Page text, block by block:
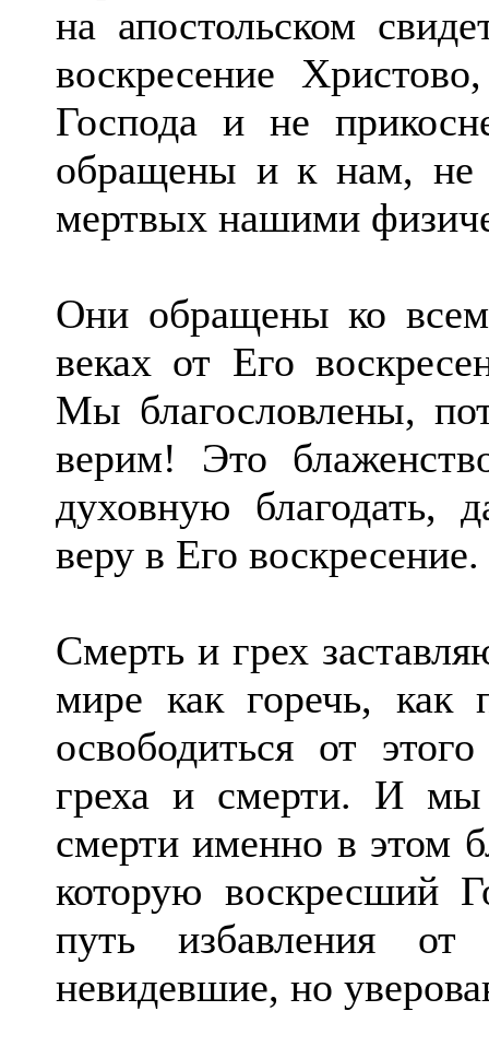
на апостольском
воскресение
Господа и не
обращены и к нам, не
мертвых нашими
Они обращены ко
веках от Его
Мы благословлены,
верим! Это
духовную
веру в Его воскресение.
Смерть и грех
мире как горечь, как
освободиться от
греха и смерти. И мы
смерти именно в этом
которую воскресший
путь избавления
невидевшие, но